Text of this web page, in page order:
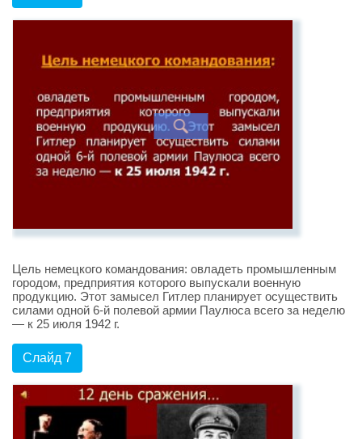
Цель немецкого командования: овладеть промышленным
городом, предприятия которого выпускали военную
продукцию. Этот замысел Гитлер планирует осуществить
силами одной 6-й полевой армии Паулюса всего за неделю
— к 25 июля 1942 г.
Слайд 7